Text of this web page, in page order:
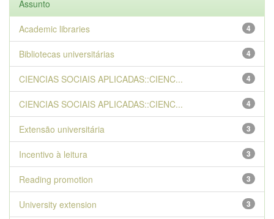
Assunto
4
Academic libraries
4
Bibliotecas universitárias
4
CIENCIAS SOCIAIS APLICADAS::CIENC...
4
CIENCIAS SOCIAIS APLICADAS::CIENC...
3
Extensão universitária
3
Incentivo à leitura
3
Reading promotion
3
University extension